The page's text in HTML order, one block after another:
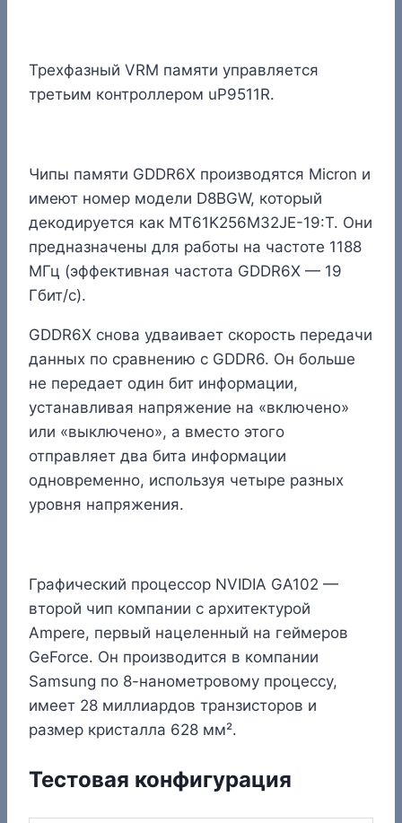
Трехфазный VRM памяти управляется
третьим контроллером uP9511R.
Чипы памяти GDDR6X производятся Micron и
имеют номер модели D8BGW, который
декодируется как MT61K256M32JE-19:T. Они
предназначены для работы на частоте 1188
МГц (эффективная частота GDDR6X — 19
Гбит/с).
GDDR6X снова удваивает скорость передачи
данных по сравнению с GDDR6. Он больше
не передает один бит информации,
устанавливая напряжение на «включено»
или «выключено», а вместо этого
отправляет два бита информации
одновременно, используя четыре разных
уровня напряжения.
Графический процессор NVIDIA GA102 —
второй чип компании с архитектурой
Ampere, первый нацеленный на геймеров
GeForce. Он производится в компании
Samsung по 8-нанометровому процессу,
имеет 28 миллиардов транзисторов и
размер кристалла 628 мм².
Тестовая конфигурация